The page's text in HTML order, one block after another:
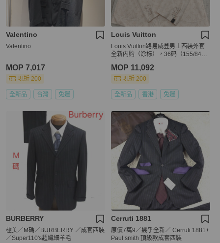
Valentino
Valentino
MOP 7,017
現折 200
全新品 台灣 免運
Louis Vuitton
Louis Vuitton路易威登男士西装外套
全新内购（涂标），36码（155/84
MOP 11,092
現折 200
全新品 香港 免運
BURBERRY
極美／M碼／BURBERRY ／成套西裝
／Super110's超纖細羊毛
Cerruti 1881
原價7萬9／幾乎全新／ Cerruti 1881+
Paul smith 頂級款成套西裝